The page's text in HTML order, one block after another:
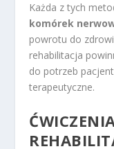
Każda z tych
komórek
powrotu do
rehabilitacja
do potrzeb
terapeutyczne.